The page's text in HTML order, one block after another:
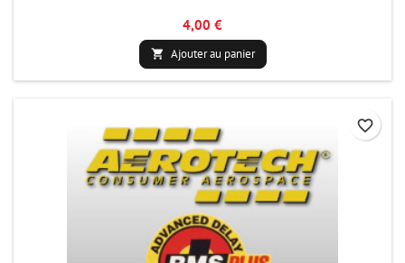
4,00 €
 Ajouter au panier
favorite_border